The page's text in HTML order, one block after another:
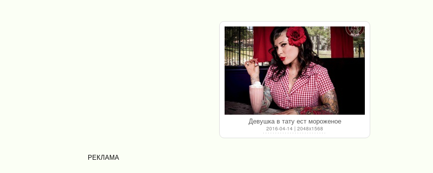
РЕКЛАМА
Девушка в тату ест мороженое
2016-04-14 | 2048x1568